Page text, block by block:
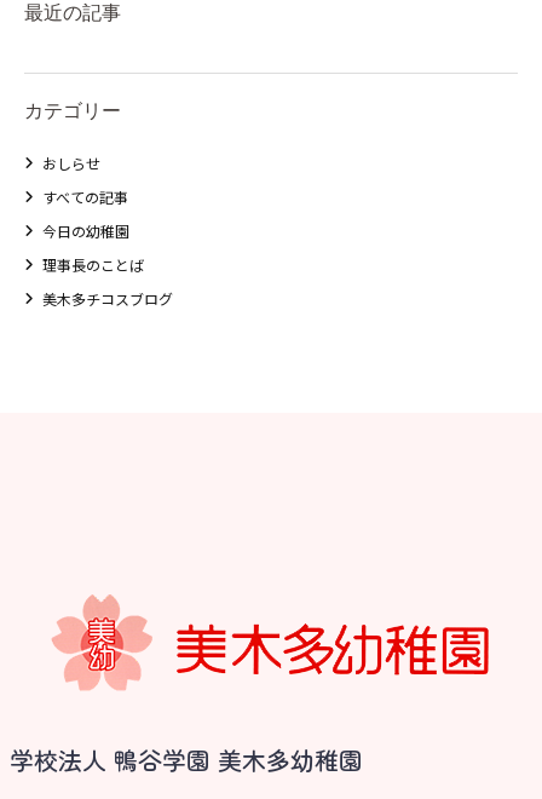
最近の記事
カテゴリー
おしらせ
すべての記事
今日の幼稚園
理事長のことば
美木多チコスブログ
学校法人 鴨谷学園 美木多幼稚園
お知らせ